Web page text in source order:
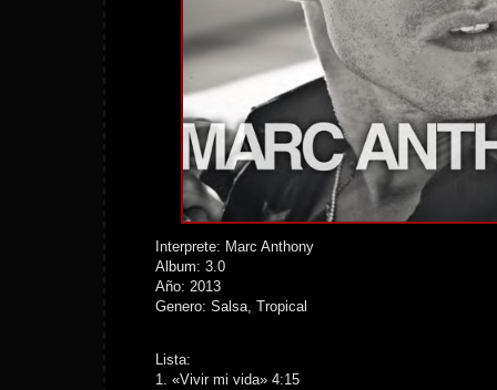
Interprete: Marc Anthony
Album: 3.0
Año: 2013
Genero: Salsa, Tropical
Lista:
1. «Vivir mi vida» 4:15